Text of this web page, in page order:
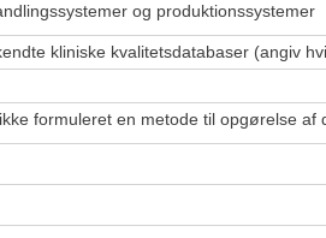
og produktionssystemer
kliniske kvalitetsdatabaser (angiv
formuleret en metode til opgørelse af